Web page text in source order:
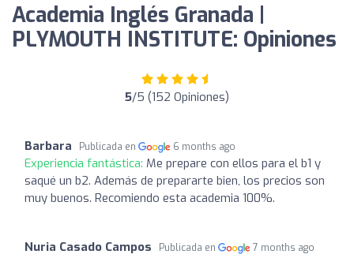
Academia Inglés Granada |
PLYMOUTH INSTITUTE: Opiniones
5/5 (152 Opiniones)
Barbara Publicada en 6 months ago
Experiencia fantástica: Me prepare con ellos para el b1 y
saqué un b2. Además de prepararte bien, los precios son
muy buenos. Recomiendo esta academia 100%.
Nuria Casado Campos Publicada en 7 months ago